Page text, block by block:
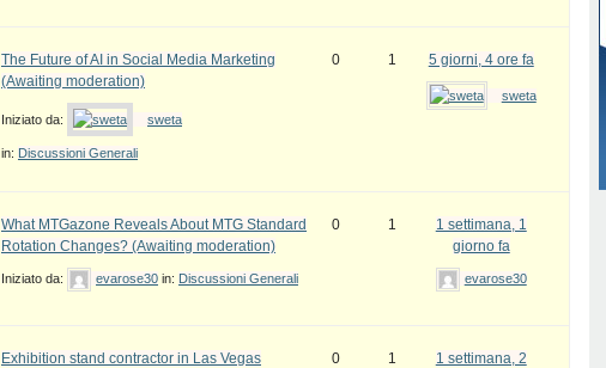
The Future of AI in Social Media Marketing
(Awaiting moderation)
Iniziato da: sweta
in: Discussioni Generali
0 1 5 giorni, 4 ore fa
sweta
What MTGazone Reveals About MTG Standard
Rotation Changes? (Awaiting moderation)
Iniziato da: evarose30 in: Discussioni Generali
0 1
1 settimana, 1
giorno fa
evarose30
Exhibition stand contractor in Las Vegas
0 1
1 settimana, 2